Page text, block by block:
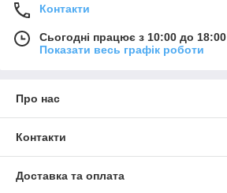
Контакти
Сьогодні працює з 10:00 до 18:00
Показати весь графік роботи
Про нас
Контакти
Доставка та оплата